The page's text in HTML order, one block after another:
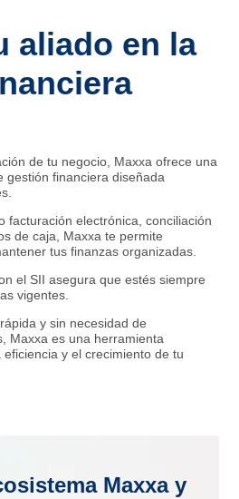
aliado en la
de tu negocio, Maxxa ofrece una
gestión financiera diseñada
facturación electrónica, conciliación
de caja, Maxxa te permite
tus finanzas organizadas.
el SII asegura que estés siempre
vigentes.
y sin necesidad de
Maxxa es una herramienta
y el crecimiento de tu
Maxxa y